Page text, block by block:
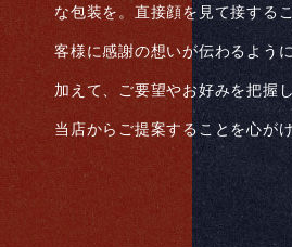
な包装を。直接顔を見て接する
客様に感謝の想いが伝わるよう
加えて、ご要望やお好みを把握
当店からご提案することを心が